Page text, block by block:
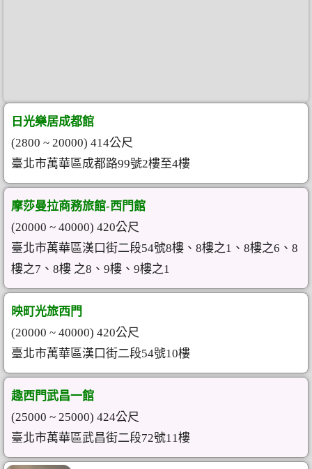
日光樂居成都館
(2800 ~ 20000) 414公尺
臺北市萬華區成都路99號2樓至4樓
摩莎曼拉商務旅館-西門館
(20000 ~ 40000) 420公尺
臺北市萬華區漢口街二段54號8樓、8樓之1、8樓之6、8
樓之7、8樓 之8、9樓、9樓之1
映町光旅西門
(20000 ~ 40000) 420公尺
臺北市萬華區漢口街二段54號10樓
趣西門武昌一館
(25000 ~ 25000) 424公尺
臺北市萬華區武昌街二段72號11樓